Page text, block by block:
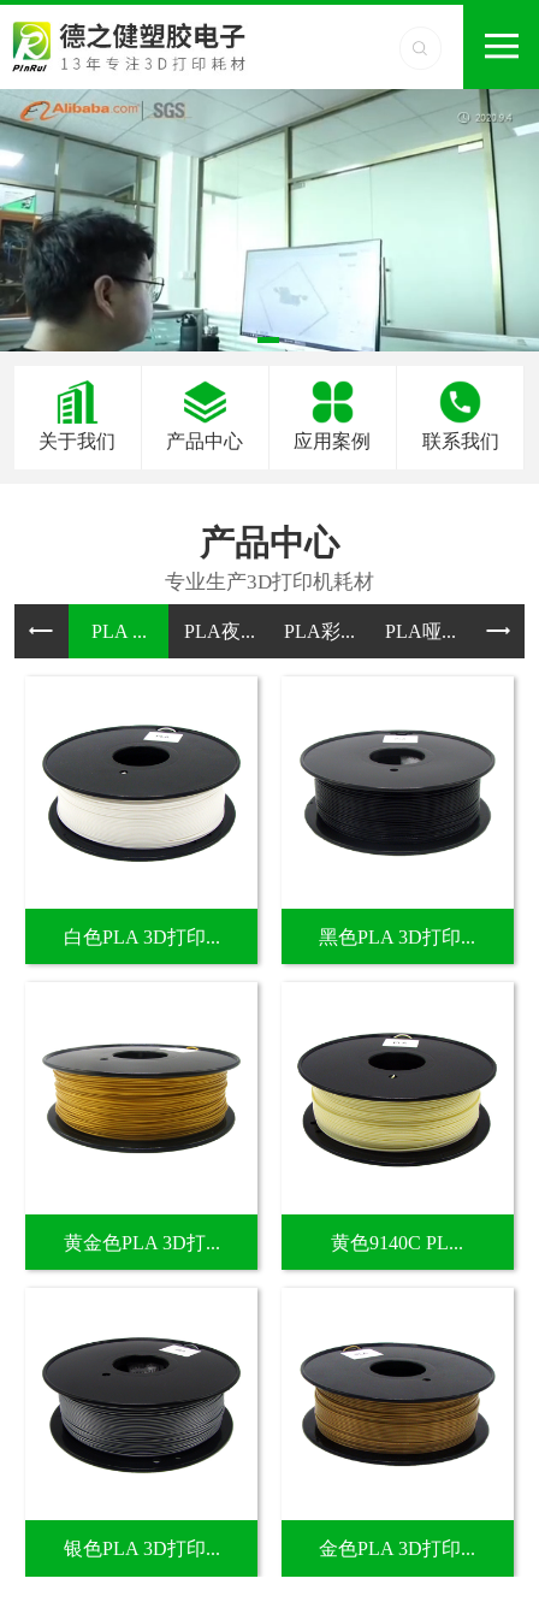
关于我们 产品中心 应用案例 联系我们
产品中心
PLA ... PLA夜... PLA彩... PLA哑... PLA
白色PLA 3D打印... 黑色PLA 3D打印...
黄金色PLA 3D打... 黄色9140C PL...
银色PLA 3D打印... 金色PLA 3D打印...